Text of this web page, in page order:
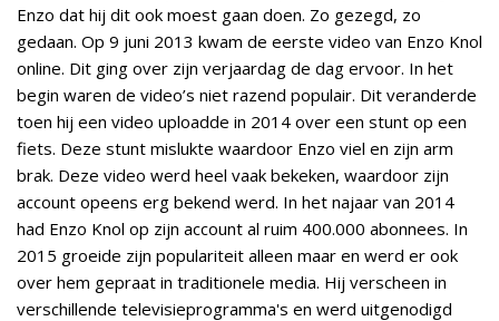
Enzo dat hij dit ook moest gaan doen. Zo gezegd, zo
gedaan. Op 9 juni 2013 kwam de eerste video van Enzo Knol
online. Dit ging over zijn verjaardag de dag ervoor. In het
begin waren de video’s niet razend populair. Dit veranderde
toen hij een video uploadde in 2014 over een stunt op een
fiets. Deze stunt mislukte waardoor Enzo viel en zijn arm
brak. Deze video werd heel vaak bekeken, waardoor zijn
account opeens erg bekend werd. In het najaar van 2014
had Enzo Knol op zijn account al ruim 400.000 abonnees. In
2015 groeide zijn populariteit alleen maar en werd er ook
over hem gepraat in traditionele media. Hij verscheen in
verschillende televisieprogramma's en werd uitgenodigd